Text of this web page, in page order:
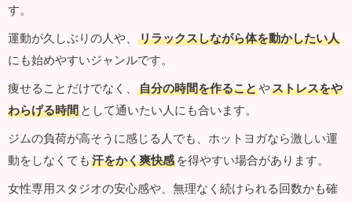
す。
運動が久しぶりの人や、
リラックスしながら体を動かしたい人
にも始めやすいジャンルです。
痩せることだけでなく、
自分の時間を作ることやストレスをや
わらげる時間 として通いたい人にも合います。
ジムの負荷が高そうに感じる人でも、ホットヨガなら激しい運
動をしなくても 汗をかく爽快感 を得やすい場合があります。
女性専用スタジオの安心感や、無理なく続けられる回数かも確